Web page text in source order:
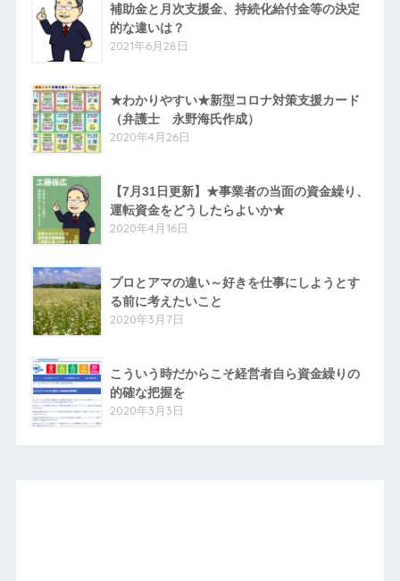
補助金と月次支援金、持続化給付金等の決定
的な違いは？
2021年6月28日
★わかりやすい★新型コロナ対策支援カード
（弁護士 永野海氏作成）
2020年4月26日
【7月31日更新】★事業者の当面の資金繰り、
運転資金をどうしたらよいか★
2020年4月16日
プロとアマの違い～好きを仕事にしようとす
る前に考えたいこと
2020年3月7日
こういう時だからこそ経営者自ら資金繰りの
的確な把握を
2020年3月3日